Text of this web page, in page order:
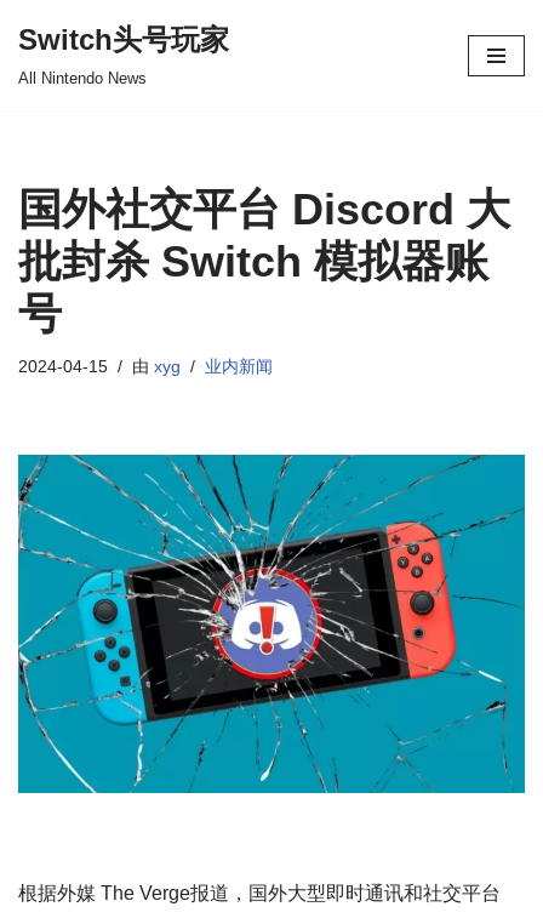
Switch头号玩家
All Nintendo News
国外社交平台 Discord 大
批封杀 Switch 模拟器账
号
2024-04-15 由 xyg 业内新闻
根据外媒 The Verge报道，国外大型即时通讯和社交平台